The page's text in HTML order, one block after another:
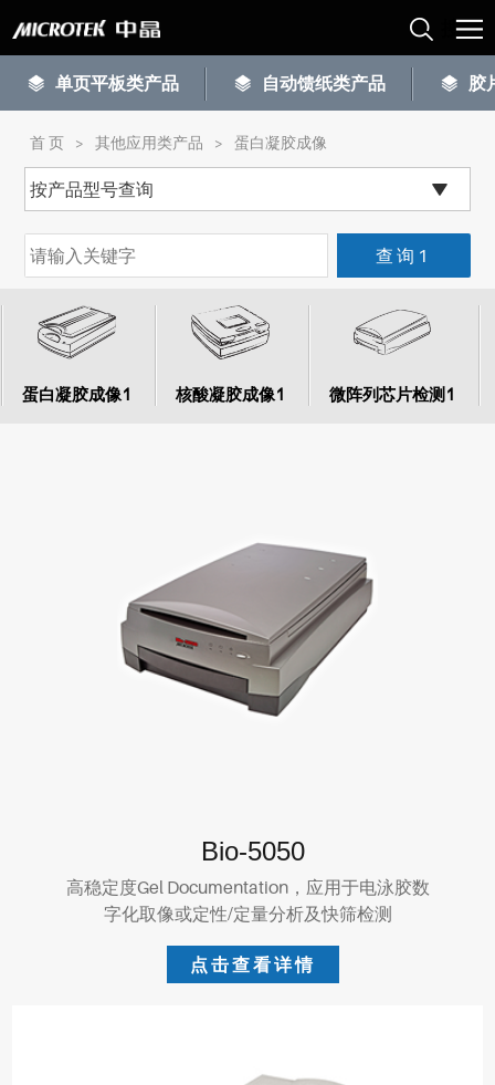
单页平板类产品 自动馈纸类产品 胶
首 页 > 其他应用类产品 > 蛋白凝胶成像
蛋白凝胶成像1 核酸凝胶成像1 微阵列芯片检测1
Bio-5050
高稳定度Gel Documentation，应用于电泳胶数
字化取像或定性/定量分析及快筛检测
点击查看详情